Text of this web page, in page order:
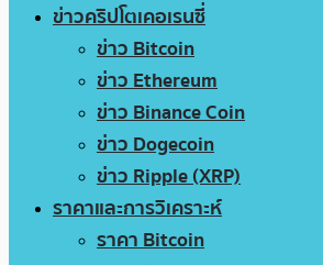
ข่าวคริปโตเคอเรนซี่
ข่าว Bitcoin
ข่าว Ethereum
ข่าว Binance Coin
ข่าว Dogecoin
ข่าว Ripple (XRP)
ราคาและการวิเคราะห์
ราคา Bitcoin